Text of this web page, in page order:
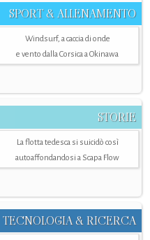
SPORT & ALLENAMENTO
Windsurf, a caccia di onde
e vento dalla Corsica a Okinawa
STORIE
La flotta tedesca si suicidò così
autoaffondandosi a Scapa Flow
TECNOLOGIA & RICERCA